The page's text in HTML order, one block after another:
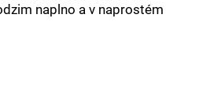
naplno a v naprostém